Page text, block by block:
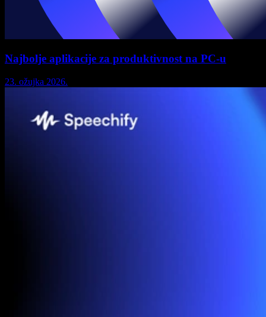
Najbolje aplikacije za produktivnost na PC-u
23. ožujka 2026.